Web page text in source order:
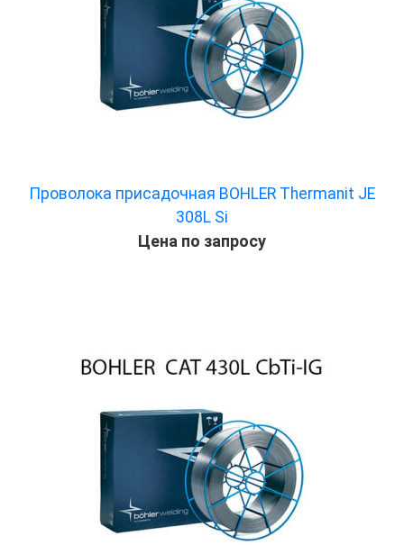
Проволока присадочная BOHLER Thermanit JE
308L Si
Цена по запросу